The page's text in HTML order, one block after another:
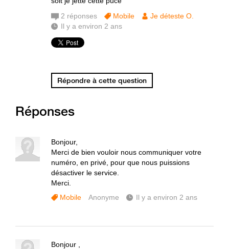
2 réponses Mobile
Je déteste O.
Il y a environ 2 ans
Répondre à cette question
Réponses
Bonjour,
Merci de bien vouloir nous communiquer votre
numéro, en privé, pour que nous puissions
désactiver le service.
Merci.
Mobile
Anonyme Il y a environ 2 ans
Bonjour ,